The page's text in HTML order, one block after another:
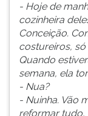
- Hoje de
cozinheira
Conceição.
costureiros,
Quando
semana, ela
- Nua?
- Nuinha. Vão
reformar tudo,